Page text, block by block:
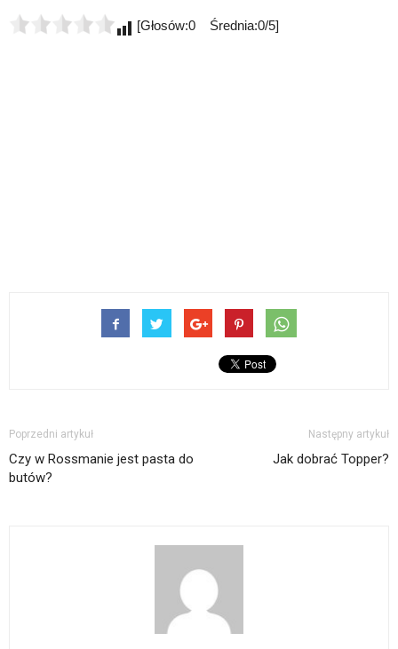
[Głosów:0 Średnia:0/5]
Poprzedni artykuł
Czy w Rossmanie jest pasta do
butów?
Następny artykuł
Jak dobrać Topper?